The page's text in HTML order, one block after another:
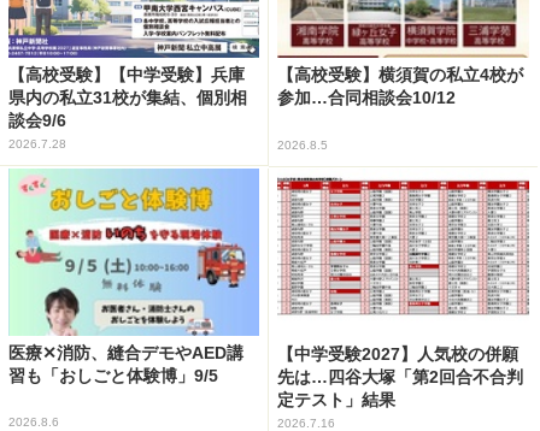
【高校受験】【中学受験】兵庫
県内の私立31校が集結、個別相
談会9/6
2026.7.28
【高校受験】横須賀の私立4校が
参加…合同相談会10/12
2026.8.5
医療✕消防、縫合デモやAED講
習も「おしごと体験博」9/5
2026.8.6
【中学受験2027】人気校の併願
先は…四谷大塚「第2回合不合判
定テスト」結果
2026.7.16